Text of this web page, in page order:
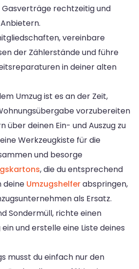
rechtzeitig und
vereinbare
der Zählerstände und führe
in deiner alten
Umzug ist es an der Zeit,
vorzubereiten
über deinen Ein- und Auszug zu
Werkzeugkiste für die
und besorge
, die du entsprechend
deine Umzugshelferabspringen,
als Ersatz.
Sondermüll, richte einen
und erstelle eine Liste deines
musst du einfach nur den